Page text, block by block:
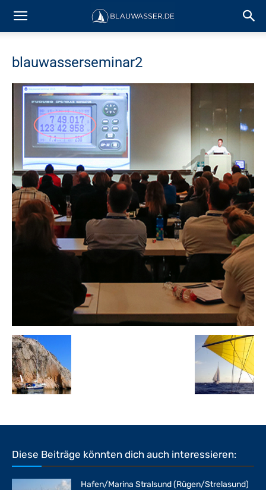
blauwasserseminar2
Diese Beiträge könnten dich auch interessieren:
Hafen/Marina Stralsund (Rügen/Strelasund)